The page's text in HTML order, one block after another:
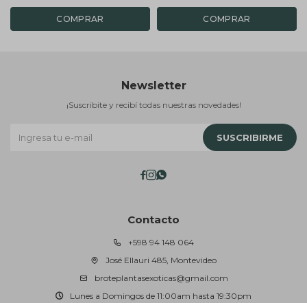
Contacto
+598 94 148 064
José Ellauri 485, Montevideo
broteplantasexoticas@gmail.com
Lunes a Domingos de 11:00am hasta 19:30pm
Newsletter
¡Suscribite y recibí todas nuestras novedades!
SUSCRIBIRME
